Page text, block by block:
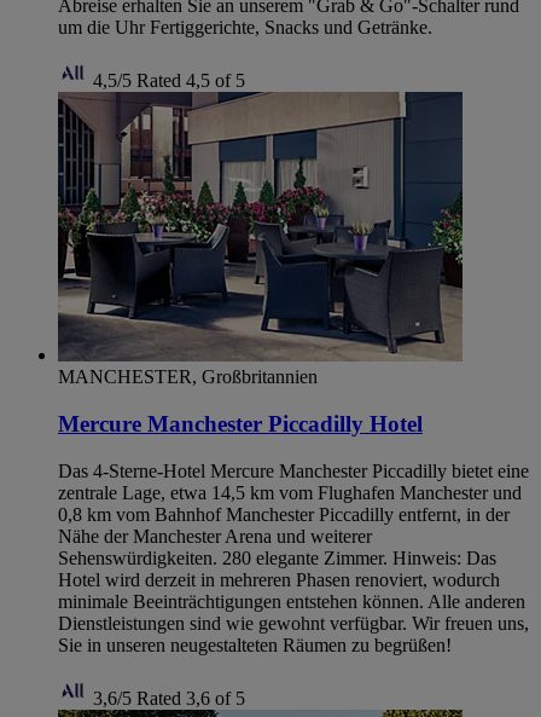
Abreise erhalten Sie an unserem "Grab & Go"-Schalter rund
um die Uhr Fertiggerichte, Snacks und Getränke.
4,5/5 Rated 4,5 of 5
MANCHESTER, Großbritannien
Mercure Manchester Piccadilly Hotel
Das 4-Sterne-Hotel Mercure Manchester Piccadilly bietet eine
zentrale Lage, etwa 14,5 km vom Flughafen Manchester und
0,8 km vom Bahnhof Manchester Piccadilly entfernt, in der
Nähe der Manchester Arena und weiterer
Sehenswürdigkeiten. 280 elegante Zimmer. Hinweis: Das
Hotel wird derzeit in mehreren Phasen renoviert, wodurch
minimale Beeinträchtigungen entstehen können. Alle anderen
Dienstleistungen sind wie gewohnt verfügbar. Wir freuen uns,
Sie in unseren neugestalteten Räumen zu begrüßen!
3,6/5 Rated 3,6 of 5